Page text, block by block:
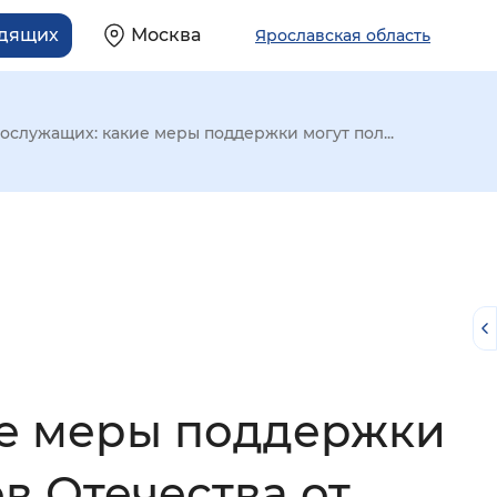
Москва Ярославская область
какие меры поддержки могут пол...
меры поддержки